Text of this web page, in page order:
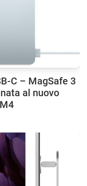
C – MagSafe 3
al nuovo